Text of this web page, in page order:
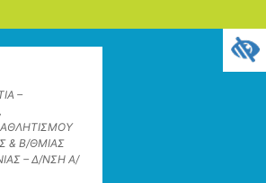
–
& Β/ΘΜΙΑΣ
– Δ/ΝΣΗ Α/